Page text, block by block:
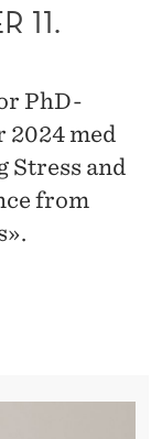
11.
PhD-
2024 med
Stress and
from